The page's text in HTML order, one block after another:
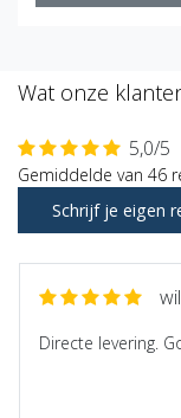
Wat onze
5,0/5
Gemiddelde van 46
Schrijf je eigen